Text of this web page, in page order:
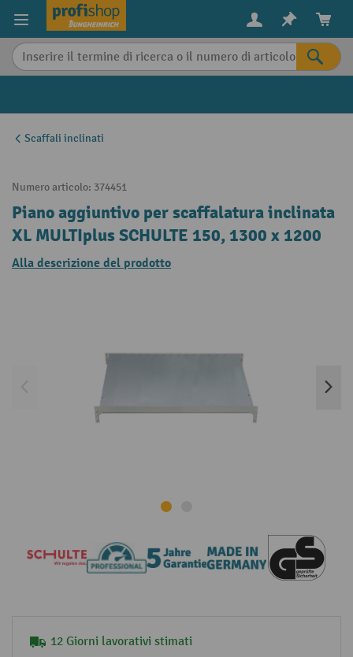
content
Scaffali inclinati
Numero articolo: 374451
Piano aggiuntivo per scaffalatura inclinata
XL MULTIplus SCHULTE 150, 1300 x 1200
Alla descrizione del prodotto
12 Giorni lavorativi stimati